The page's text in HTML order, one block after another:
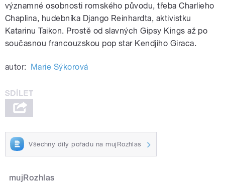
významné osobnosti romského původu, třeba Charlieho
Chaplina, hudebníka Django Reinhardta, aktivistku
Katarinu Taikon. Prostě od slavných Gipsy Kings až po
současnou francouzskou pop star Kendjiho Giraca.
autor: Marie Sýkorová
Všechny díly pořadu na mujRozhlas
mujRozhlas